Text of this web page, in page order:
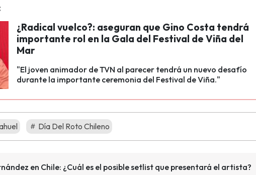
¿Radical vuelco?: aseguran que Gino Costa tendrá
importante rol en la Gala del Festival de Viña del
Mar
"El joven animador de TVN al parecer tendrá un nuevo desafío
durante la importante ceremonia del Festival de Viña."
Día Del Roto Chileno
en Chile: ¿Cuál es el posible setlist que presentará el artista?